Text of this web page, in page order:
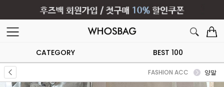
CATEGORY BEST 100
FASHION ACC 양말